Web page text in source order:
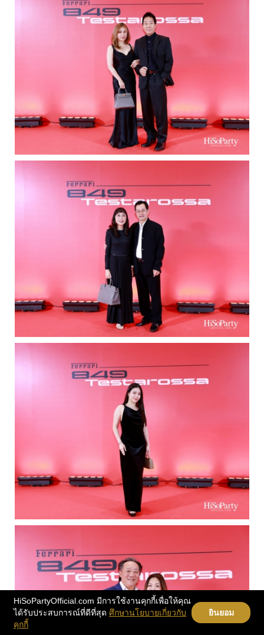
HiSoPartyOfficial.com มีการใช้งานคุกกี้เพื่อให้คุณ
ได้รับประสบการณ์ที่ดีที่สุด ศึกษานโยบายเกี่ยวกับ
คุกกี้
ยินยอม